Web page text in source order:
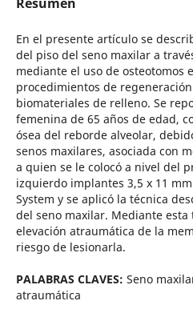
En el presente artículo se
del piso del seno maxilar a
mediante el uso de osteotomos
procedimientos de
biomateriales de relleno. Se
femenina de 65 años de edad,
ósea del reborde alveolar,
senos maxilares, asociada con
a quien se le colocó a nivel del
izquierdo implantes 3,5 x 11
System y se aplicó la técnica
del seno maxilar. Mediante esta
elevación atraumática de la
riesgo de lesionarla.
PALABRAS CLAVES: Seno
atraumática